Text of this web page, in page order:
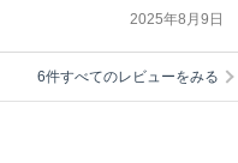
2025年8月9日
6件すべてのレビューをみる